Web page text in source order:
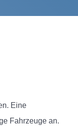
Eine
Fahrzeuge an.